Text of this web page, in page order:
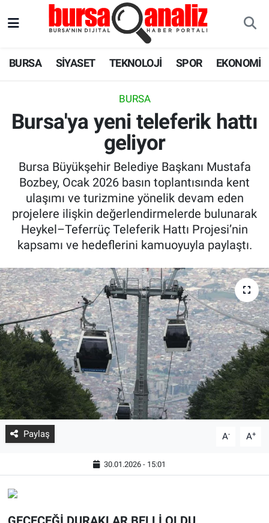
BURSA SİYASET TEKNOLOJİ SPOR EKONOMİ
BURSA
Bursa'ya yeni teleferik hattı
geliyor
Bursa Büyükşehir Belediye Başkanı Mustafa
Bozbey, Ocak 2026 basın toplantısında kent
ulaşımı ve turizmine yönelik devam eden
projelere ilişkin değerlendirmelerde bulunarak
Heykel–Teferrüç Teleferik Hattı Projesi’nin
kapsamı ve hedeflerini kamuoyuyla paylaştı.
Paylaş A- A+
30.01.2026 - 15:01
EKONOMİ
SAĞLIK
ASTROLOJİ
Süper Lig Puan Durumu ve Fikstür
Tüm Manşetler
Son Dakika Haberleri
Haber Arşivi